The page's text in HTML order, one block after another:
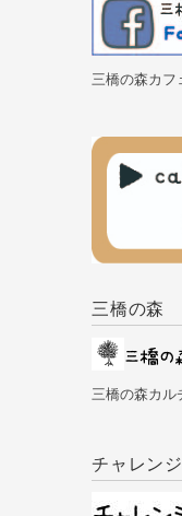
三橋の森カフ
三橋の森
三橋の森カル
チャレン